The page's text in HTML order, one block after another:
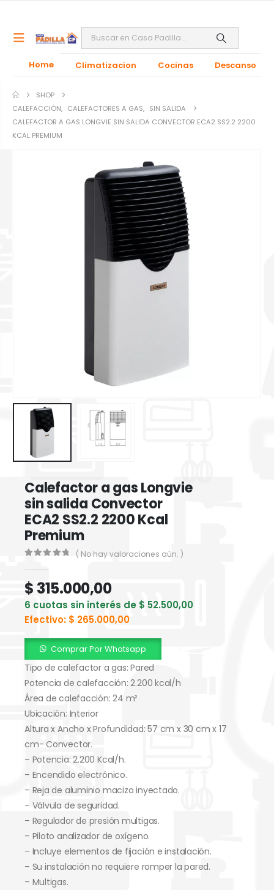
Home Climatizacion Cocinas Descanso
SHOP
CALEFACCIÓN, CALEFACTORES A GAS, SIN SALIDA
CALEFACTOR A GAS LONGVIE SIN SALIDA CONVECTOR ECA2 SS2.2 2200
KCAL PREMIUM
Calefactor a gas Longvie
sin salida Convector
ECA2 SS2.2 2200 Kcal
Premium
( No hay valoraciones aún. )
$ 315.000,00
6 cuotas sin interés de $ 52.500,00
Efectivo: $ 265.000,00
Comprar Por Whatsapp
Tipo de calefactor a gas: Pared
Potencia de calefacción: 2.200 kcal/h
Área de calefacción: 24 m²
Ubicación: Interior
Altura x Ancho x Profundidad: 57 cm x 30 cm x 17
cm- Convector.
– Potencia: 2.200 Kcal/h.
– Encendido electrónico.
– Reja de aluminio macizo inyectado.
– Válvula de seguridad.
– Regulador de presión multigas.
– Piloto analizador de oxígeno.
– Incluye elementos de fijación e instalación.
– Su instalación no requiere romper la pared.
– Multigas.